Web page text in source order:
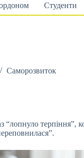
Студенти
Саморозвиток
“лопнуло терпіння”,